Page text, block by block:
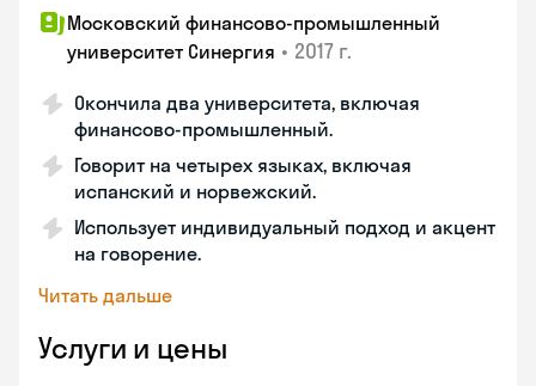
Московский финансово-промышленный
университет Синергия • 2017 г.
Окончила два университета, включая
финансово-промышленный.
Говорит на четырех языках, включая
испанский и норвежский.
Использует индивидуальный подход и акцент
на говорение.
Читать дальше
Услуги и цены